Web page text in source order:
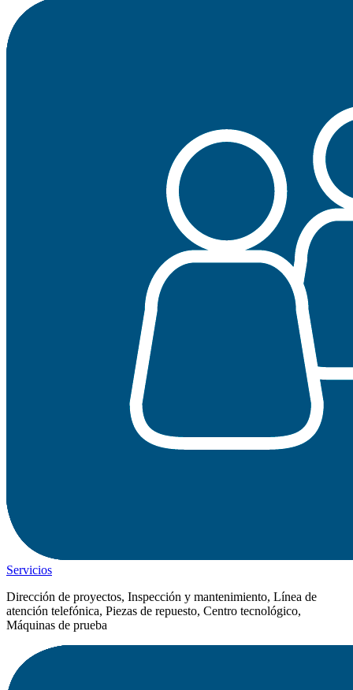
Servicios
Dirección de proyectos, Inspección y mantenimiento, Línea de
atención telefónica, Piezas de repuesto, Centro tecnológico,
Máquinas de prueba